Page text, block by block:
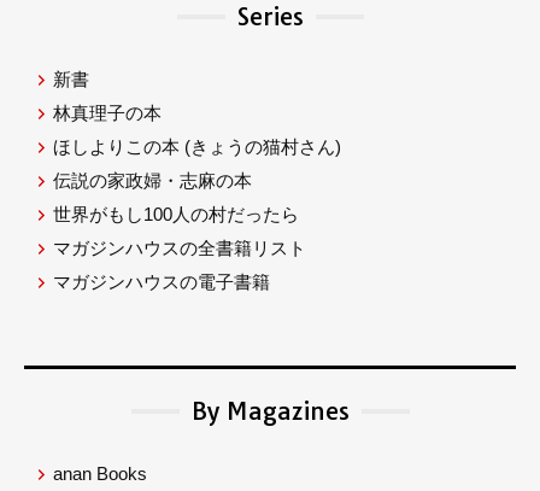
Series
新書
林真理子の本
ほしよりこの本 (きょうの猫村さん)
伝説の家政婦・志麻の本
世界がもし100人の村だったら
マガジンハウスの全書籍リスト
マガジンハウスの電子書籍
By Magazines
anan Books